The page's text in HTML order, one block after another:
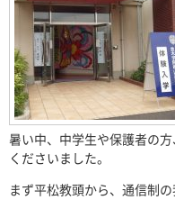
暑い中、中学生や保護者の
くださいました。
まず平松教頭から、通信制